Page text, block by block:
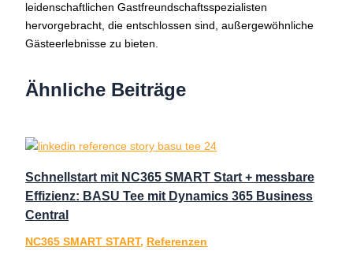
leidenschaftlichen Gastfreundschaftsspezialisten
hervorgebracht, die entschlossen sind, außergewöhnliche
Gästeerlebnisse zu bieten.
Ähnliche Beiträge
Schnellstart mit NC365 SMART Start + messbare
Effizienz: BASU Tee mit Dynamics 365 Business
Central
NC365 SMART START, Referenzen